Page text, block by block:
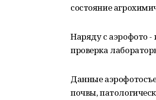
состояние
Наряду с аэрофото
проверка
Данные
почвы,